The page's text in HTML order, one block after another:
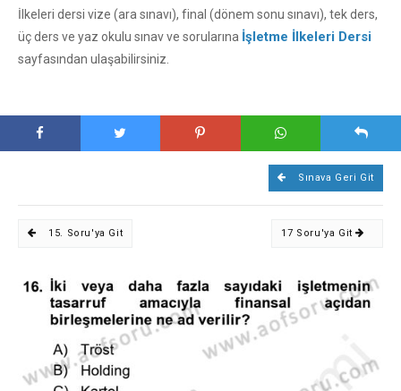
İlkeleri dersi vize (ara sınavı), final (dönem sonu sınavı), tek ders,
üç ders ve yaz okulu sınav ve sorularına İşletme İlkeleri Dersi
sayfasından ulaşabilirsiniz.
Sınava Geri Git
15. Soru'ya Git 17 Soru'ya Git